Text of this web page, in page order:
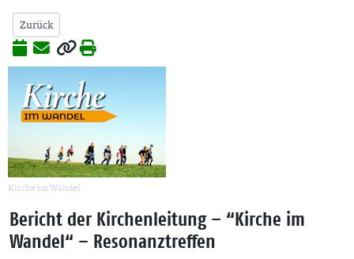
Zurück
Kirche im Wandel
Bericht der Kirchenleitung – “Kirche im
Wandel“ – Resonanztreffen